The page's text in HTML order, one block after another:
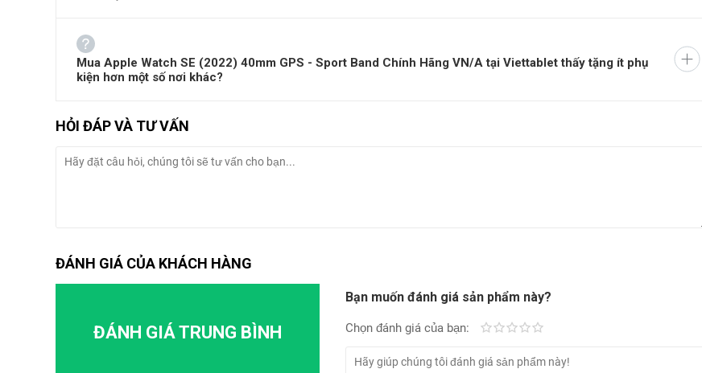
Ở phiên bản khuôn nhôm lần này, chúng ta sẽ có độ bền bỉ khá cao, hạn chế được tình trạng trầy xước hay móp méo trong
quá trình sử dụng.
Mua Apple Watch SE (2022) 40mm GPS - Sport Band Chính Hãng VN/A tại Viettablet thấy tặng ít phụ
kiện hơn một số nơi khác?
HỎI ĐÁP VÀ TƯ VẤN
ĐÁNH GIÁ CỦA KHÁCH HÀNG
ĐÁNH GIÁ TRUNG BÌNH
Bạn muốn đánh giá sản phẩm này?
Chọn đánh giá của bạn: Rất tốt
Trung bình
Fair
Kém